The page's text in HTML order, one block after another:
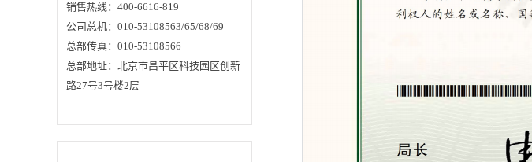
分自动转换成物位信
极快，电磁波到达目
标并经反射返回接收
间几乎是瞬间的)。
染。●几乎不受腐蚀、
销售热线：400-6616-819
公司总机：010-53108563/65/68/69
总部传真：010-53108566
总部地址：北京市昌平区科技园区创新
路27号3号楼2层